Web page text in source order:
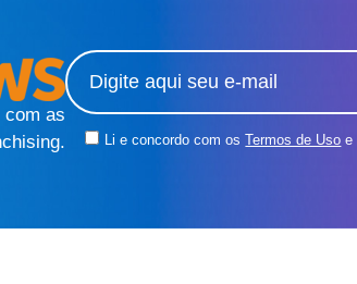
com as
Li e concordo com osTermos de Uso e